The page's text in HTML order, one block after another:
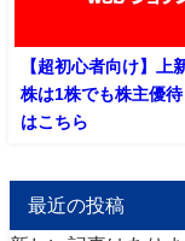
【超初心者向け】上
株は1株でも株主優
はこちら
最近の投稿